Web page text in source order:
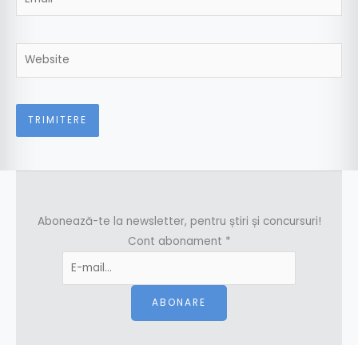
Website
Abonează-te la newsletter, pentru știri și concursuri!
Cont abonament *
ABONARE